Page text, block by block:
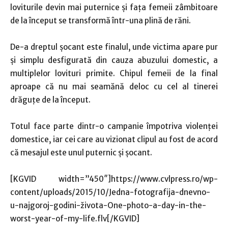
loviturile devin mai puternice şi faţa femeii zâmbitoare
de la început se transformă într-una plină de răni.
De-a dreptul şocant este finalul, unde victima apare pur
şi simplu desfigurată din cauza abuzului domestic, a
multiplelor lovituri primite. Chipul femeii de la final
aproape că nu mai seamănă deloc cu cel al tinerei
drăguţe de la început.
Totul face parte dintr-o campanie împotriva violenţei
domestice, iar cei care au vizionat clipul au fost de acord
că mesajul este unul puternic şi şocant.
[KGVID width=”450″]https://www.cvlpress.ro/wp-
content/uploads/2015/10/Jedna-fotografija-dnevno-
u-najgoroj-godini-života-One-photo-a-day-in-the-
worst-year-of-my-life.flv[/KGVID]